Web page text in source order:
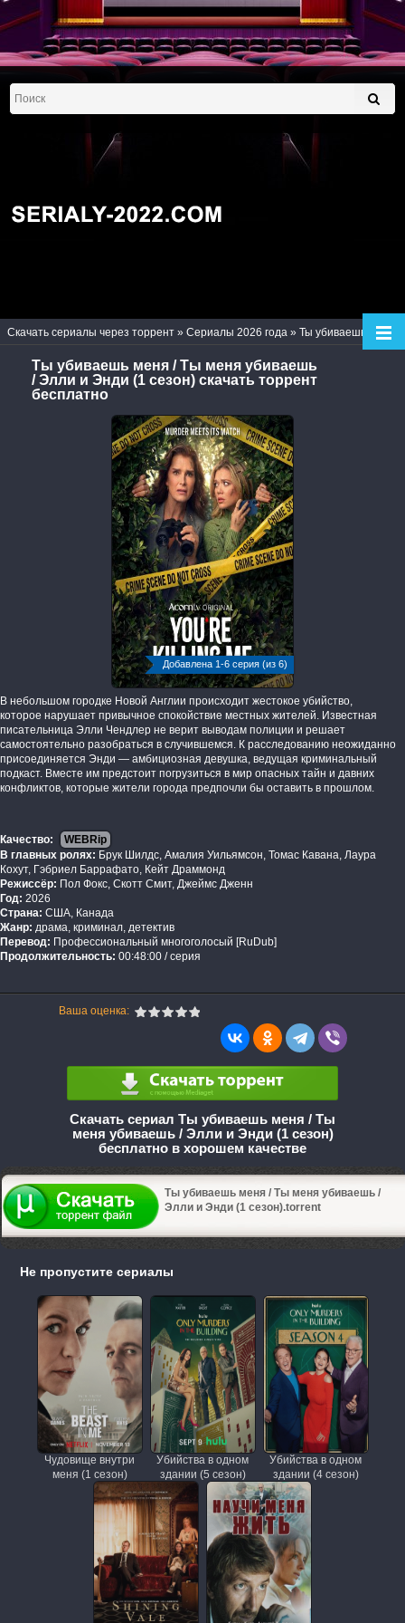
Скачать сериалы через торрент » Сериалы 2026 года » Ты убиваешь меня / Ты меня убиваешь / Элли и Энди (1 сезон)
Ты убиваешь меня / Ты меня убиваешь
/ Элли и Энди (1 сезон) скачать торрент
бесплатно
Добавлена 1-6 серия (из 6)
В небольшом городке Новой Англии происходит жестокое убийство,
которое нарушает привычное спокойствие местных жителей. Известная
писательница Элли Чендлер не верит выводам полиции и решает
самостоятельно разобраться в случившемся. К расследованию неожиданно
присоединяется Энди — амбициозная девушка, ведущая криминальный
подкаст. Вместе им предстоит погрузиться в мир опасных тайн и давних
конфликтов, которые жители города предпочли бы оставить в прошлом.
Качество:
WEBRip
В главных ролях: Брук Шилдс, Амалия Уильямсон, Томас Кавана, Лаура
Кохут, Гэбриел Баррафато, Кейт Драммонд
Режиссёр: Пол Фокс, Скотт Смит, Джеймс Дженн
Год: 2026
Страна: США, Канада
Жанр: драма, криминал, детектив
Перевод: Профессиональный многоголосый [RuDub]
Продолжительность: 00:48:00 / серия
Ваша оценка:
Скачать сериал Ты убиваешь меня / Ты
меня убиваешь / Элли и Энди (1 сезон)
бесплатно в хорошем качестве
Ты убиваешь меня / Ты меня убиваешь /
Элли и Энди (1 сезон).torrent
Не пропустите сериалы
Чудовище внутри
меня (1 сезон)
Убийства в одном
здании (5 сезон)
Убийства в одном
здании (4 сезон)